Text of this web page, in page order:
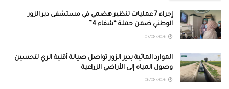
إجراء 7 عمليات تنظير هضمي في مستشفى دير الزور
الوطني ضمن حملة “شفاء 4”
الموارد المائية بدير الزور تواصل صيانة أقنية الري لتحسين
وصول المياه إلى الأراضي الزراعية